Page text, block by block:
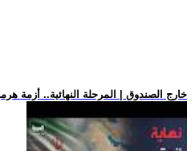
.. خارج الصندوق | المرحلة النهائية.. أزمة